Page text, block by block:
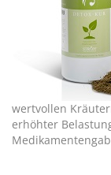
wertvollen
erhöhter